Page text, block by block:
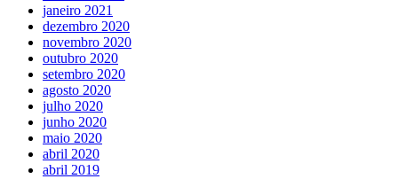
janeiro 2021
dezembro 2020
novembro 2020
outubro 2020
setembro 2020
agosto 2020
julho 2020
junho 2020
maio 2020
abril 2020
abril 2019